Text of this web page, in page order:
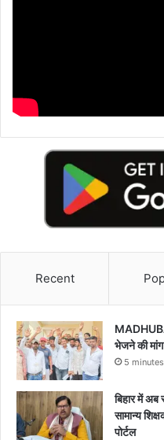
Recent
भेजने की मांग
5
बिहार में अब
सामान्य
पोर्टल